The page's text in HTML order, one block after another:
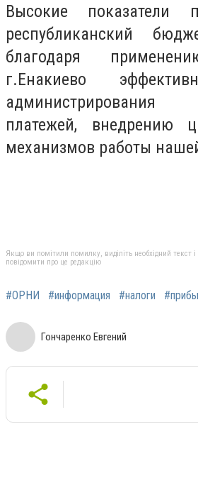
Высокие показатели
республиканский
благодаря
г.Енакиево
платежей, внедрению
механизмов работы
Якщо ви помітили помилку, виділіть необхідний текст
повідомити про це редакцію
#ОРНИ #информация #налоги
Гончаренко Евгений